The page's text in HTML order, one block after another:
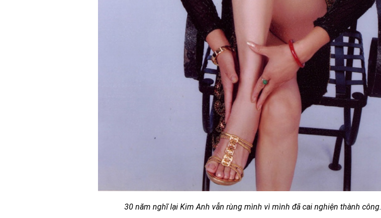
30 năm nghĩ lại Kim Anh vẫn rùng mình vì mình đã cai nghiện thành công.